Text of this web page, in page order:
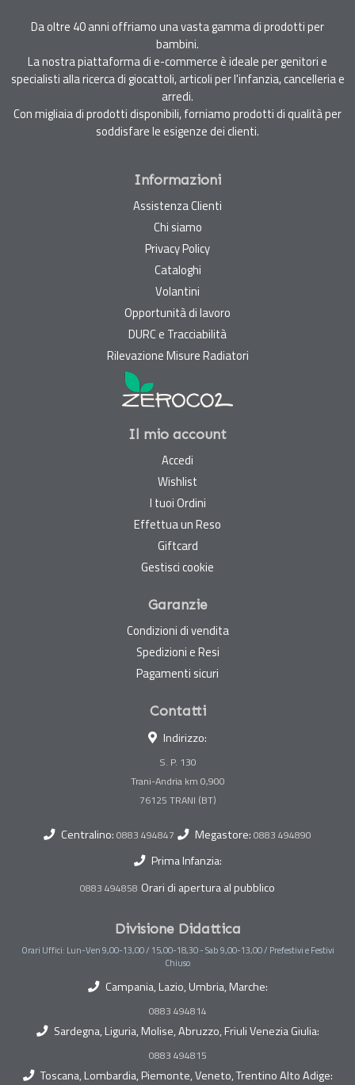
Da oltre 40 anni offriamo una vasta gamma di prodotti per
bambini.
La nostra piattaforma di e-commerce è ideale per genitori e
specialisti alla ricerca di giocattoli, articoli per l'infanzia, cancelleria e
arredi.
Con migliaia di prodotti disponibili, forniamo prodotti di qualità per
soddisfare le esigenze dei clienti.
Informazioni
Assistenza Clienti
Chi siamo
Privacy Policy
Cataloghi
Volantini
Opportunità di lavoro
DURC e Tracciabilità
Rilevazione Misure Radiatori
Il mio account
Accedi
Wishlist
I tuoi Ordini
Effettua un Reso
Giftcard
Gestisci cookie
Garanzie
Condizioni di vendita
Spedizioni e Resi
Pagamenti sicuri
Contatti
Indirizzo:
S. P. 130
Trani-Andria km 0,900
Centralino: 0883 494847 Megastore: 0883 494890
Prima Infanzia:
0883 494858 Orari di apertura al pubblico
Divisione Didattica
Orari Uffici: Lun-Ven 9,00-13,00 / 15,00-18,30 - Sab 9,00-13,00 / Prefestivi e Festivi
Chiuso
Campania, Lazio, Umbria, Marche:
0883 494814
Sardegna, Liguria, Molise, Abruzzo, Friuli Venezia Giulia:
0883 494815
Toscana, Lombardia, Piemonte, Veneto, Trentino Alto Adige: